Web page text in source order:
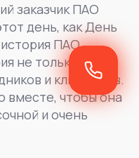
заказчик ПАО
день, как День
ПАО
не только связи,
и климентов.
вместе, чтобы она
и очень